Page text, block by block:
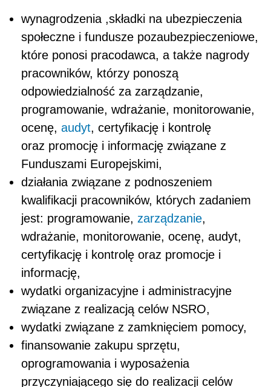
wynagrodzenia ,składki na ubezpieczenia
społeczne i fundusze pozaubezpieczeniowe,
które ponosi pracodawca, a także nagrody
pracowników, którzy ponoszą
odpowiedzialność za zarządzanie,
programowanie, wdrażanie, monitorowanie,
ocenę, audyt, certyfikację i kontrolę
oraz promocję i informację związane z
Funduszami Europejskimi,
działania związane z podnoszeniem
kwalifikacji pracowników, których zadaniem
jest: programowanie, zarządzanie,
wdrażanie, monitorowanie, ocenę, audyt,
certyfikację i kontrolę oraz promocje i
informację,
wydatki organizacyjne i administracyjne
związane z realizacją celów NSRO,
wydatki związane z zamknięciem pomocy,
finansowanie zakupu sprzętu,
oprogramowania i wyposażenia
przyczyniającego się do realizacji celów